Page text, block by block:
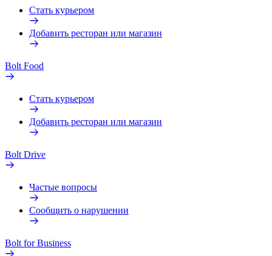
Стать курьером
Добавить ресторан или магазин
Bolt Food
Стать курьером
Добавить ресторан или магазин
Bolt Drive
Частые вопросы
Сообщить о нарушении
Bolt for Business